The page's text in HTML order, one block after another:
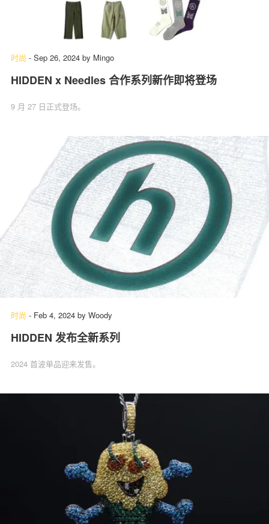
时尚 - Sep 26, 2024 by Mingo
HIDDEN x Needles 合作系列新作即将登场
9 月 27 日正式登场。
时尚 - Feb 4, 2024 by Woody
HIDDEN 发布全新系列
2024 首波单品迎来发售。